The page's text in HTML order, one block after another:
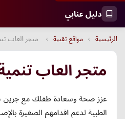
دليل عنابي
الرئيسية › مواقع تقنية › متجر العاب
متجر العاب
عزز صحة وسعادة طفلك مع جرين
الطبية لدعم اقدامهم الصغيرة